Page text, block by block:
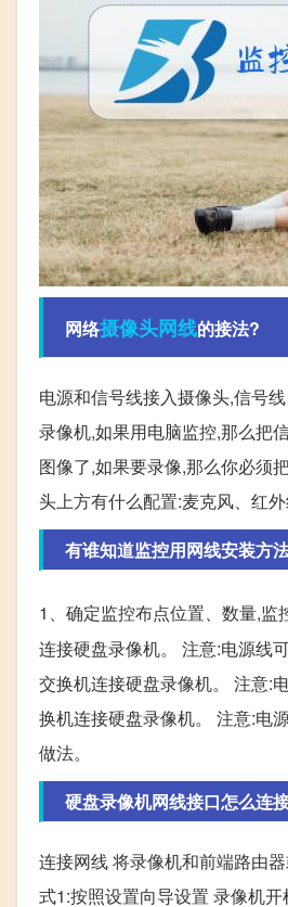
网络摄像头网线的接法?
电源和信号线接入摄像头,信号
录像机,如果用电脑监控,那么把
图像了,如果要录像,那么你必须
头上方有什么配置:麦克风、红
有谁知道监控用网线安装方
1、确定监控布点位置、数量,
连接硬盘录像机。 注意:电源线
交换机连接硬盘录像机。 注意:
换机连接硬盘录像机。 注意:电
做法。
硬盘录像机网线接口怎么连
连接网线 将录像机和前端路由
式1:按照设置向导设置 录像机